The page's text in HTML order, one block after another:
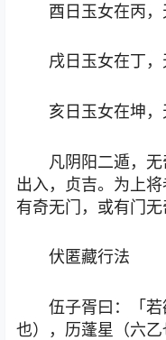
酉日玉女在丙，
戌日玉女在丁，
亥日玉女在坤，
凡阴阳二遁，
出入，贞吉。为上
有奇无门，或有门无
伏匿藏行法
伍子胥曰：「
也），历蓬星（六